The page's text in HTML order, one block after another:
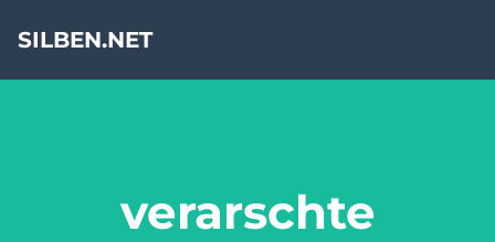
SILBEN.NET
verarschte